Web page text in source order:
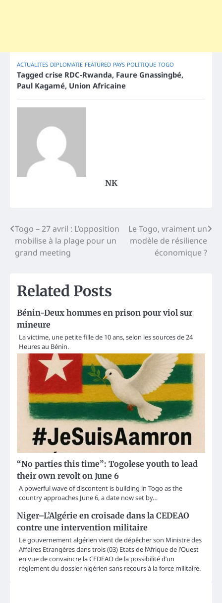
ACTUALITES DIPLOMATIE FEATURED PAYS POLITIQUE TOGO
Tagged crise RDC-Rwanda, Faure Gnassingbé,
Paul Kagamé, Union Africaine
NK
Post
navigation
Togo – 27 avril : L’opposition
mobilise à la plage pour un
grand meeting
Le Togo, vraiment un
modèle de résilience
économique ?
Related Posts
Bénin-Deux hommes en prison pour viol sur
mineure
La victime, une petite fille de 10 ans, selon les sources de 24
Heures au Bénin.
“No parties this time”: Togolese youth to lead
their own revolt on June 6
A powerful wave of discontent is building in Togo as the
country approaches June 6, a date now set by…
Niger–L’Algérie en croisade dans la CEDEAO
contre une intervention militaire
Le gouvernement algérien vient de dépêcher son Ministre des
Affaires Etrangères dans trois (03) Etats de l’Afrique de l’Ouest
en vue de convaincre la CEDEAO de la possibilité d’un
règlement du dossier nigérien sans recours à la force militaire.